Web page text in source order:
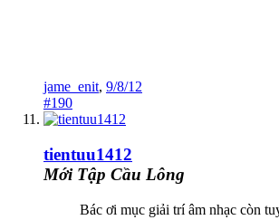
jame_enit, 9/8/12
#190
tientuu1412
Mới Tập Cầu Lông
Bác ơi mục giải trí âm nhạc còn